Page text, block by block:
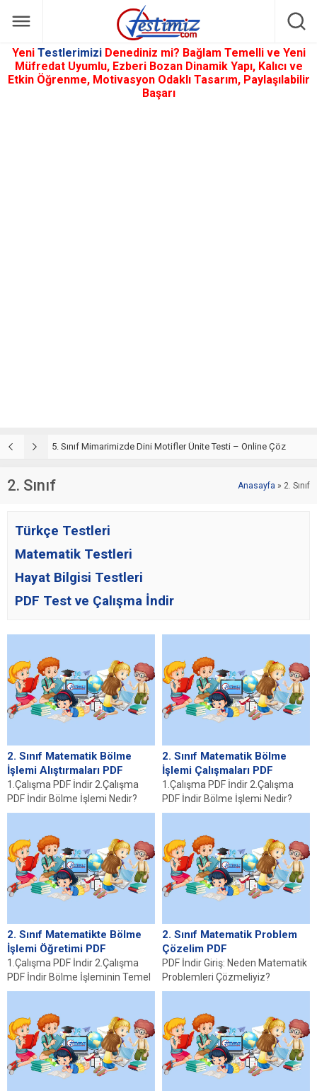
Yeni Testlerimizi Denediniz mi? Bağlam Temelli ve Yeni
Müfredat Uyumlu, Ezberi Bozan Dinamik Yapı, Kalıcı ve
Etkin Öğrenme, Motivasyon Odaklı Tasarım, Paylaşılabilir
Başarı
5. Sınıf Mimarimizde Dini Motifler Ünite Testi – Online Çöz
2. Sınıf Anasayfa » 2. Sınıf
Türkçe Testleri
Matematik Testleri
Hayat Bilgisi Testleri
PDF Test ve Çalışma İndir
2. Sınıf Matematik Bölme
İşlemi Alıştırmaları PDF
1.Çalışma PDF İndir 2.Çalışma
PDF İndir Bölme İşlemi Nedir?
Bölme işlemi, matematiğin temel
2. Sınıf Matematik Bölme
İşlemi Çalışmaları PDF
1.Çalışma PDF İndir 2.Çalışma
PDF İndir Bölme İşlemi Nedir?
Bölme işlemi, matematiksel bir
2. Sınıf Matematikte Bölme
İşlemi Öğretimi PDF
1.Çalışma PDF İndir 2.Çalışma
PDF İndir Bölme İşleminin Temel
Kavramları Bölme, matematikte
2. Sınıf Matematik Problem
Çözelim PDF
PDF İndir Giriş: Neden Matematik
Problemleri Çözmeliyiz?
Matematik, yalnızca sayılarla
zamanda...